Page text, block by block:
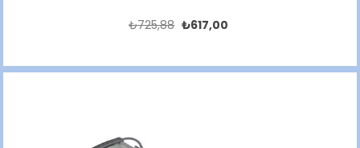
₺725,88 ₺617,00